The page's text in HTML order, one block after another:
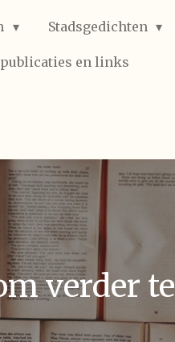
Stadsgedichten
publicaties en links
verder te